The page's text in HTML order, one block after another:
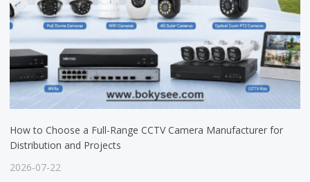
How to Choose a Full-Range CCTV Camera Manufacturer for
Distribution and Projects
2026-07-22